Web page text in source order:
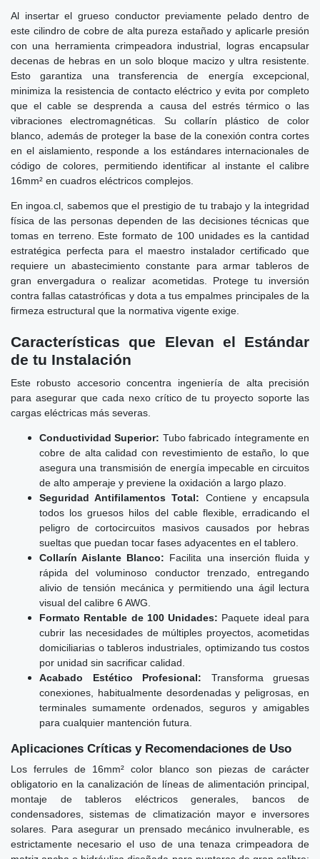
Al insertar el grueso conductor previamente pelado dentro de
este cilindro de cobre de alta pureza estañado y aplicarle presión
con una herramienta crimpeadora industrial, logras encapsular
decenas de hebras en un solo bloque macizo y ultra resistente.
Esto garantiza una transferencia de energía excepcional,
minimiza la resistencia de contacto eléctrico y evita por completo
que el cable se desprenda a causa del estrés térmico o las
vibraciones electromagnéticas. Su collarín plástico de color
blanco, además de proteger la base de la conexión contra cortes
en el aislamiento, responde a los estándares internacionales de
código de colores, permitiendo identificar al instante el calibre
16mm² en cuadros eléctricos complejos.
En ingoa.cl, sabemos que el prestigio de tu trabajo y la integridad
física de las personas dependen de las decisiones técnicas que
tomas en terreno. Este formato de 100 unidades es la cantidad
estratégica perfecta para el maestro instalador certificado que
requiere un abastecimiento constante para armar tableros de
gran envergadura o realizar acometidas. Protege tu inversión
contra fallas catastróficas y dota a tus empalmes principales de la
firmeza estructural que la normativa vigente exige.
Características que Elevan el Estándar
de tu Instalación
Este robusto accesorio concentra ingeniería de alta precisión
para asegurar que cada nexo crítico de tu proyecto soporte las
cargas eléctricas más severas.
Conductividad Superior: Tubo fabricado íntegramente en
cobre de alta calidad con revestimiento de estaño, lo que
asegura una transmisión de energía impecable en circuitos
de alto amperaje y previene la oxidación a largo plazo.
Seguridad Antifilamentos Total: Contiene y encapsula
todos los gruesos hilos del cable flexible, erradicando el
peligro de cortocircuitos masivos causados por hebras
sueltas que puedan tocar fases adyacentes en el tablero.
Collarín Aislante Blanco: Facilita una inserción fluida y
rápida del voluminoso conductor trenzado, entregando
alivio de tensión mecánica y permitiendo una ágil lectura
visual del calibre 6 AWG.
Formato Rentable de 100 Unidades: Paquete ideal para
cubrir las necesidades de múltiples proyectos, acometidas
domiciliarias o tableros industriales, optimizando tus costos
por unidad sin sacrificar calidad.
Acabado Estético Profesional: Transforma gruesas
conexiones, habitualmente desordenadas y peligrosas, en
terminales sumamente ordenados, seguros y amigables
para cualquier mantención futura.
Aplicaciones Críticas y Recomendaciones de Uso
Los ferrules de 16mm² color blanco son piezas de carácter
obligatorio en la canalización de líneas de alimentación principal,
montaje de tableros eléctricos generales, bancos de
condensadores, sistemas de climatización mayor e inversores
solares. Para asegurar un prensado mecánico invulnerable, es
estrictamente necesario el uso de una tenaza crimpeadora de